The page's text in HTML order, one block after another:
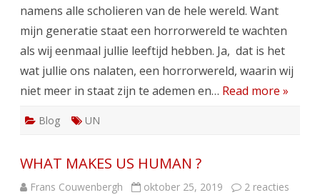
opnieuw
namens alle scholieren van de hele wereld. Want
mijn generatie staat een horrorwereld te wachten
als wij eenmaal jullie leeftijd hebben. Ja, dat is het
wat jullie ons nalaten, een horrorwereld, waarin wij
niet meer in staat zijn te ademen en… Read more »
Blog UN
WHAT MAKES US HUMAN ?
Frans Couwenbergh oktober 25, 2019 2 reacties